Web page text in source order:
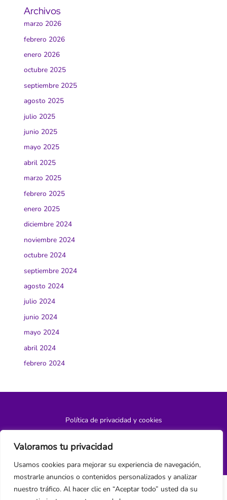
Valoramos tu privacidad
Usamos cookies para mejorar su experiencia de navegación,
mostrarle anuncios o contenidos personalizados y analizar
nuestro tráfico. Al hacer clic en “Aceptar todo” usted da su
Archivos
marzo 2026
febrero 2026
enero 2026
octubre 2025
septiembre 2025
agosto 2025
julio 2025
junio 2025
mayo 2025
abril 2025
marzo 2025
febrero 2025
enero 2025
diciembre 2024
noviembre 2024
octubre 2024
septiembre 2024
agosto 2024
julio 2024
junio 2024
mayo 2024
abril 2024
febrero 2024
Política de privacidad y cookies
¿Hablamos?